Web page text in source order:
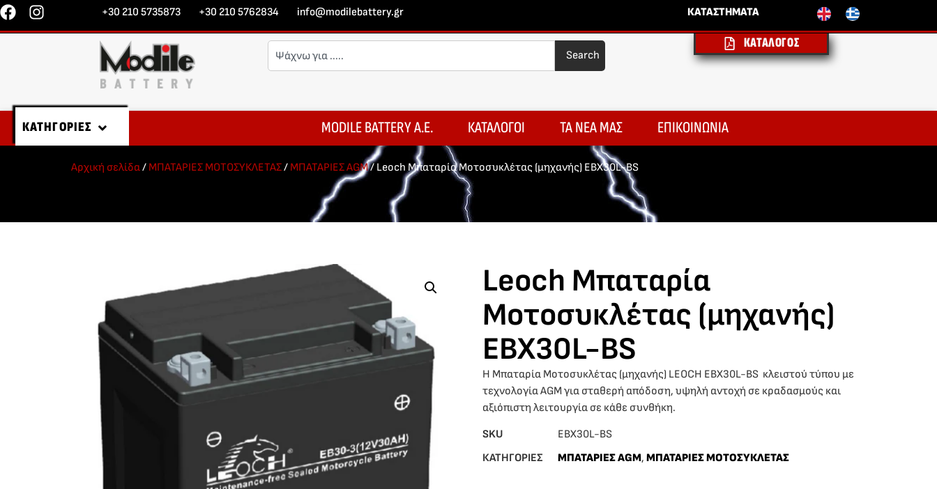
+30 210 5735873 +30 210 5762834 info@modilebattery.gr ΚΑΤΑΣΤΗΜΑΤΑ
Search
ΚΑΤΑΛΟΓΟΣ
ΚΑΤΗΓΟΡΙΕΣ MODILE BATTERY A.E. ΚΑΤΑΛΟΓΟΙ ΤΑ ΝΕΑ ΜΑΣ ΕΠΙΚΟΙΝΩΝΙΑ
Αρχική σελίδα/ ΜΠΑΤΑΡΙΕΣ ΜΟΤΟΣΥΚΛΕΤΑΣ/ ΜΠΑΤΑΡΙΕΣ AGM/ Leoch Μπαταρία Μοτοσυκλέτας (μηχανής) EBX30L-BS
Leoch Μπαταρία
Μοτοσυκλέτας (μηχανής)
EBX30L-BS
Η Μπαταρία Μοτοσυκλέτας (μηχανής) LEOCH EBX30L-BS κλειστού τύπου με
τεχνολογία AGM για σταθερή απόδοση, υψηλή αντοχή σε κραδασμούς και
αξιόπιστη λειτουργία σε κάθε συνθήκη.
SKU
EBX30L-BS
ΚΑΤΗΓΟΡΙΕΣ
ΜΠΑΤΑΡΙΕΣ AGM, ΜΠΑΤΑΡΙΕΣ ΜΟΤΟΣΥΚΛΕΤΑΣ